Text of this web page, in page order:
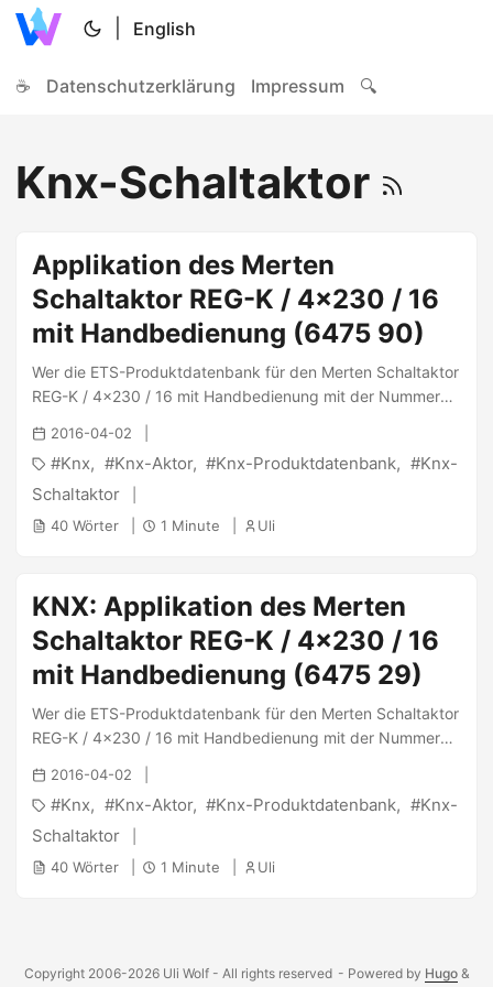
English
☕ Datenschutzerklärung Impressum 🔍
Knx-Schaltaktor
Applikation des Merten
Schaltaktor REG-K / 4x230 / 16
mit Handbedienung (6475 90)
Wer die ETS-Produktdatenbank für den Merten Schaltaktor
REG-K / 4x230 / 16 mit Handbedienung mit der Nummer
“6475 90” sucht, wird mit dem Download der
“M260_TP.VD1” von 2001 auf der Archiv-Seite von Merten
glücklich werden. ...
2016-04-02
Knx Knx-Aktor Knx-Produktdatenbank
Knx-
Schaltaktor
40 Wörter 1 Minute Uli
KNX: Applikation des Merten
Schaltaktor REG-K / 4x230 / 16
mit Handbedienung (6475 29)
Wer die ETS-Produktdatenbank für den Merten Schaltaktor
REG-K / 4x230 / 16 mit Handbedienung mit der Nummer
“6475 29” sucht, wird mit dem Download der
“M230_TP.VD1” von 1998 auf der Archiv-Seite von Merten
glücklich werden. ...
2016-04-02
Knx Knx-Aktor Knx-Produktdatenbank
Knx-
Schaltaktor
40 Wörter 1 Minute Uli
Copyright 2006-2026 Uli Wolf - All rights reserved - Powered by Hugo &